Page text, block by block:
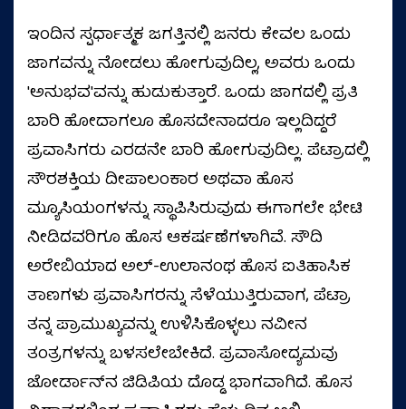
ಇಂದಿನ ಸ್ಪರ್ಧಾತ್ಮಕ ಜಗತ್ತಿನಲ್ಲಿ ಜನರು ಕೇವಲ ಒಂದು
ಜಾಗವನ್ನು ನೋಡಲು ಹೋಗುವುದಿಲ್ಲ, ಅವರು ಒಂದು
'ಅನುಭವ'ವನ್ನು ಹುಡುಕುತ್ತಾರೆ. ಒಂದು ಜಾಗದಲ್ಲಿ ಪ್ರತಿ
ಬಾರಿ ಹೋದಾಗಲೂ ಹೊಸದೇನಾದರೂ ಇಲ್ಲದಿದ್ದರೆ
ಪ್ರವಾಸಿಗರು ಎರಡನೇ ಬಾರಿ ಹೋಗುವುದಿಲ್ಲ. ಪೆಟ್ರಾದಲ್ಲಿ
ಸೌರಶಕ್ತಿಯ ದೀಪಾಲಂಕಾರ ಅಥವಾ ಹೊಸ
ಮ್ಯೂಸಿಯಂಗಳನ್ನು ಸ್ಥಾಪಿಸಿರುವುದು ಈಗಾಗಲೇ ಭೇಟಿ
ನೀಡಿದವರಿಗೂ ಹೊಸ ಆಕರ್ಷಣೆಗಳಾಗಿವೆ. ಸೌದಿ
ಅರೇಬಿಯಾದ ಅಲ್-ಉಲಾನಂಥ ಹೊಸ ಐತಿಹಾಸಿಕ
ತಾಣಗಳು ಪ್ರವಾಸಿಗರನ್ನು ಸೆಳೆಯುತ್ತಿರುವಾಗ, ಪೆಟ್ರಾ
ತನ್ನ ಪ್ರಾಮುಖ್ಯವನ್ನು ಉಳಿಸಿಕೊಳ್ಳಲು ನವೀನ
ತಂತ್ರಗಳನ್ನು ಬಳಸಲೇಬೇಕಿದೆ. ಪ್ರವಾಸೋದ್ಯಮವು
ಜೋರ್ಡಾನ್‌ನ ಜಿಡಿಪಿಯ ದೊಡ್ಡ ಭಾಗವಾಗಿದೆ. ಹೊಸ